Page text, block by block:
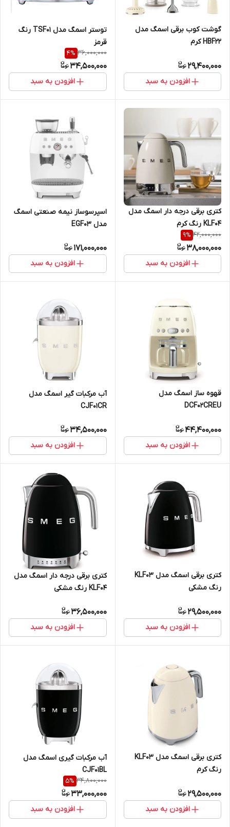
گوشت کوب برقی اسمگ مدل
HBF22 کرم
29,400,000
افزودن به سبد
توستر اسمگ مدل TSF01 رنگ
قرمز
36,000,000
4%
34,500,000
افزودن به سبد
کتری برقی درجه دار اسمگ مدل
KLF04 رنگ کرم
42,000,000
9%
38,000,000
افزودن به سبد
اسپرسوساز نیمه صنعتی اسمگ
مدل EGF03
171,000,000
افزودن به سبد
قهوه ساز اسمگ مدل
DCF02CREU
44,400,000
افزودن به سبد
آب مرکبات گیر اسمگ مدل
CJF01CR
34,500,000
افزودن به سبد
کتری برقی اسمگ مدل KLF03
رنگ مشکی
29,500,000
افزودن به سبد
کتری برقی درجه دار اسمگ مدل
KLF04 رنگ مشکی
36,500,000
افزودن به سبد
کتری برقی اسمگ مدل KLF03
رنگ کرم
29,500,000
افزودن به سبد
آب مرکبات گیری اسمگ مدل
CJF01BL
34,800,000
5%
33,000,000
افزودن به سبد